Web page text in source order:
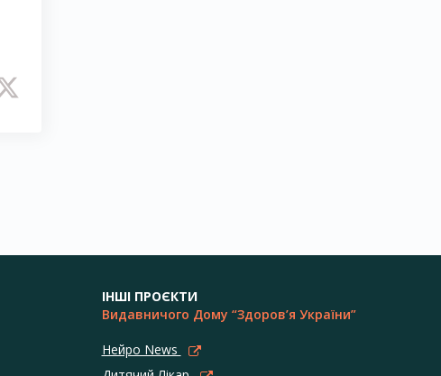
ІНШІ ПРОЄКТИ
Видавничого Дому “Здоров’я України”
Нейро News